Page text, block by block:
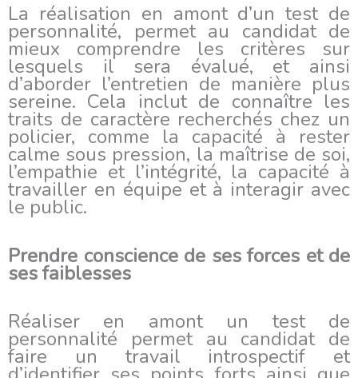
La réalisation en amont d’un test de
personnalité, permet au candidat de
mieux comprendre les critères sur
lesquels il sera évalué, et ainsi
d’aborder l’entretien de manière plus
sereine. Cela inclut de connaître les
traits de caractère recherchés chez un
policier, comme la capacité à rester
calme sous pression, la maîtrise de soi,
l’empathie et l’intégrité, la capacité à
travailler en équipe et à interagir avec
le public.
Prendre conscience de ses forces et de
ses faiblesses
Réaliser en amont un test de
personnalité permet au candidat de
faire un travail introspectif et